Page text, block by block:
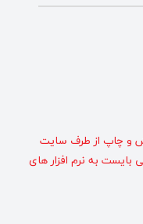
و چاپ از طرف سایت
به نرم افزار های